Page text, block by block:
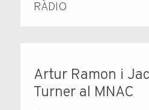
RÀDIO
Artur Ramon i
Turner al MNAC